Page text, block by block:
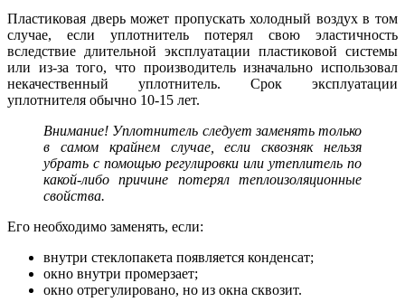
Пластиковая дверь может пропускать холодный воздух в том
случае, если уплотнитель потерял свою эластичность
вследствие длительной эксплуатации пластиковой системы
или из-за того, что производитель изначально использовал
некачественный уплотнитель. Срок эксплуатации
уплотнителя обычно 10-15 лет.
Внимание! Уплотнитель следует заменять только
в самом крайнем случае, если сквозняк нельзя
убрать с помощью регулировки или утеплитель по
какой-либо причине потерял теплоизоляционные
свойства.
Его необходимо заменять, если:
внутри стеклопакета появляется конденсат;
окно внутри промерзает;
окно отрегулировано, но из окна сквозит.